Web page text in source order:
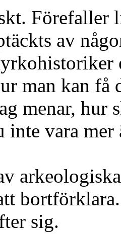
Förefaller
av
man kan
menar, hur
inte vara mer
sig.